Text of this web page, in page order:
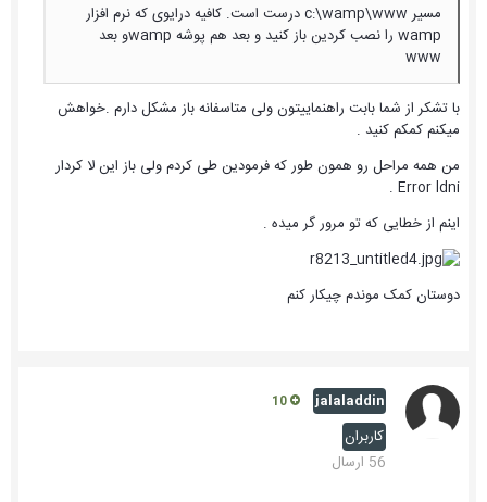
مسیر c:\wamp\www درست است. کافیه درایوی که نرم افزار
wamp را نصب کردین باز کنید و بعد هم پوشه wampو بعد
www
با تشکر از شما بابت راهنماییتون ولی متاسفانه باز مشکل دارم .خواهش
میکنم کمکم کنید .
من همه مراحل رو همون طور که فرمودین طی کردم ولی باز این لا کردار
Error ldni .
اینم از خطایی که تو مرور گر میده .
دوستان کمک موندم چیکار کنم
jalaladdin
کاربران
56 ارسال